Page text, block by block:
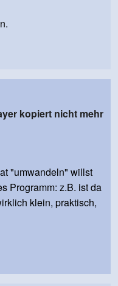
kopiert nicht mehr
"umwandeln" willst
Programm: z.B. ist da
klein, praktisch,